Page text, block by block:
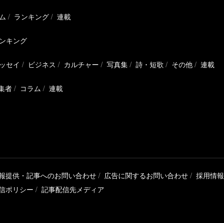
ランキング 連載
キング
セイ ビジネス カルチャー 写真集 詩・短歌 その他 連載
者 コラム 連載
提供・記事へのお問い合わせ 広告に関するお問い合わせ
採用情報
ポリシー 記事配信先メディア